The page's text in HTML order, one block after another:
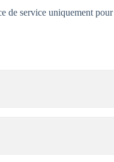
de service uniquement pour